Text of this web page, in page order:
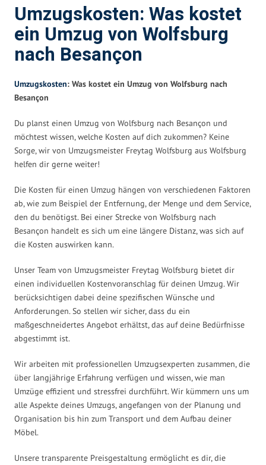
Umzugskosten: Was kostet
ein Umzug von Wolfsburg
nach Besançon
Umzugskosten: Was kostet ein Umzug von Wolfsburg nach
Besançon
Du planst einen Umzug von Wolfsburg nach Besançon und
möchtest wissen, welche Kosten auf dich zukommen? Keine
Sorge, wir von Umzugsmeister Freytag Wolfsburg aus Wolfsburg
helfen dir gerne weiter!
Die Kosten für einen Umzug hängen von verschiedenen Faktoren
ab, wie zum Beispiel der Entfernung, der Menge und dem Service,
den du benötigst. Bei einer Strecke von Wolfsburg nach
Besançon handelt es sich um eine längere Distanz, was sich auf
die Kosten auswirken kann.
Unser Team von Umzugsmeister Freytag Wolfsburg bietet dir
einen individuellen Kostenvoranschlag für deinen Umzug. Wir
berücksichtigen dabei deine spezifischen Wünsche und
Anforderungen. So stellen wir sicher, dass du ein
maßgeschneidertes Angebot erhältst, das auf deine Bedürfnisse
abgestimmt ist.
Wir arbeiten mit professionellen Umzugsexperten zusammen, die
über langjährige Erfahrung verfügen und wissen, wie man
Umzüge effizient und stressfrei durchführt. Wir kümmern uns um
alle Aspekte deines Umzugs, angefangen von der Planung und
Organisation bis hin zum Transport und dem Aufbau deiner
Möbel.
Unsere transparente Preisgestaltung ermöglicht es dir, die